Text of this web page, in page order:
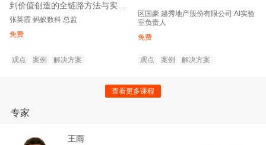
到价值创造的全链路方法与实践
分享
张英霞 蚂蚁数科 总监
免费
观点 案例 解决方案
区国豪 越秀地产股份有限公司 AI实验
室负责人
免费
观点 案例 解决方案
查看更多课程
专家
王雨